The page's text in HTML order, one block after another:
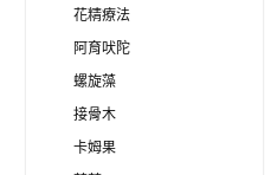
花精療法
阿育吠陀
螺旋藻
接骨木
卡姆果